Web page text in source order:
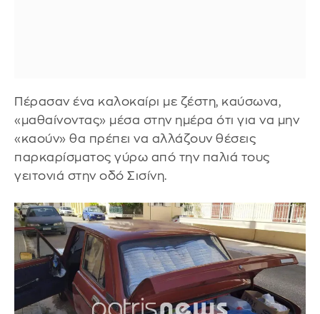
Πέρασαν ένα καλοκαίρι με ζέστη, καύσωνα,
«μαθαίνοντας» μέσα στην ημέρα ότι για να μην
«καούν» θα πρέπει να αλλάζουν θέσεις
παρκαρίσματος γύρω από την παλιά τους
γειτονιά στην οδό Σισίνη.